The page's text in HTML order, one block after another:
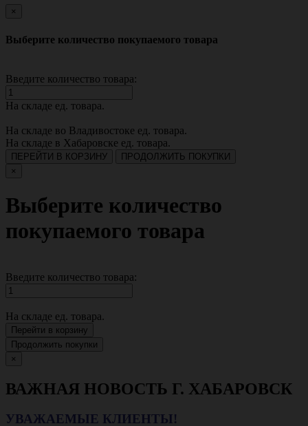
×
Выберите количество покупаемого товара
Введите количество товара:
На складе ед. товара.
На складе во Владивостоке ед. товара.
На складе в Хабаровске ед. товара.
ПЕРЕЙТИ В КОРЗИНУ
ПРОДОЛЖИТЬ ПОКУПКИ
×
Выберите количество
покупаемого товара
Введите количество товара:
На складе ед. товара.
Перейти в корзину
Продолжить покупки
×
ВАЖНАЯ НОВОСТЬ Г. ХАБАРОВСК
УВАЖАЕМЫЕ КЛИЕНТЫ!